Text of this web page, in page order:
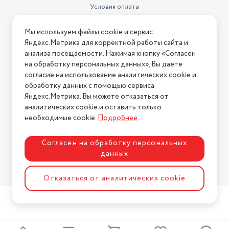
Емкость аккумулятора кейса
520 мА·ч
В комплекте
кабель USB
Функции
вызов голосового ассистента,
громкости
Тип беспроводного
соединения
bluetooth
Система активного
шумоподавления (ANC)
есть
Условия оплаты
Условия возврата
Нашли ошибку на сайте? Напишите нам
2026 © Интернет-магазин "АстМаркет". У нас есть всё!
Политика конфиденциальности
Разработка сайтаASTDESIGN
Мы используем файлы cookie и сервис
Яндекс.Метрика для корректной работы сайта и
анализа посещаемости. Нажимая кнопку «Согласен
на обработку персональных данных», Вы даете
согласие на использование аналитических cookie и
обработку данных с помощью сервиса
Яндекс.Метрика. Вы можете отказаться от
аналитических cookie и оставить только
необходимые cookie.Подробнее.
Согласен на обработку персональных
данных
Отказаться от аналитических cookie